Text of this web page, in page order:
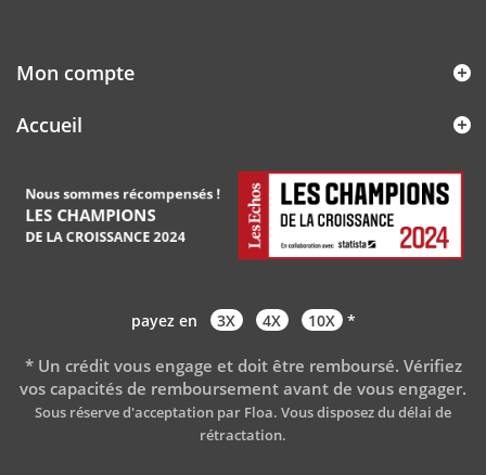
Mon compte
Accueil
payez en 3X 4X 10X *
* Un crédit vous engage et doit être remboursé. Vérifiez
vos capacités de remboursement avant de vous engager.
Sous réserve d'acceptation par Floa. Vous disposez du délai de
rétractation.